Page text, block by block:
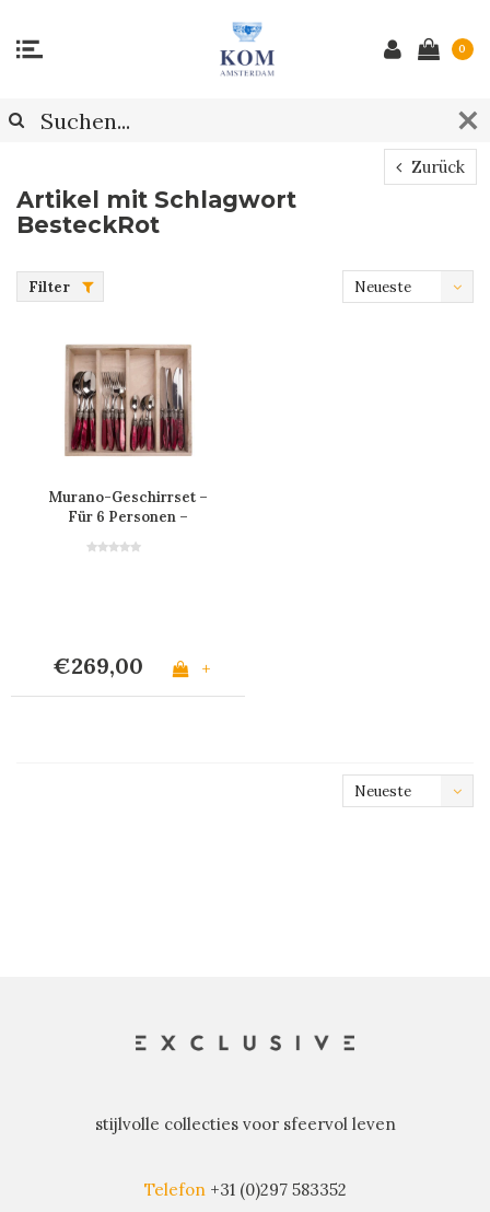
0
Zurück
Artikel mit Schlagwort
BesteckRot
Filter
Neueste
Murano-Geschirrset –
Für 6 Personen –
€269,00 +
Neueste
stijlvolle collecties voor sfeervol leven
Telefon +31 (0)297 583352